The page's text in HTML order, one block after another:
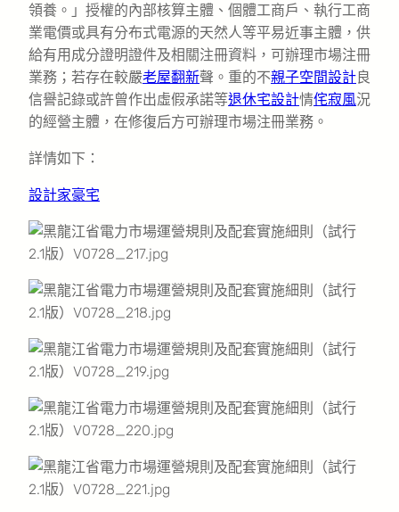
領養。」授權的內部核算主體、個體工商戶、執行工商
業電價或具有分布式電源的天然人等平易近事主體，供
給有用成分證明證件及相關注冊資料，可辦理市場注冊
業務；若存在較嚴老屋翻新聲。重的不親子空間設計良
信譽記錄或許曾作出虛假承諾等退休宅設計情侘寂風況
的經營主體，在修復后方可辦理市場注冊業務。
詳情如下：
設計家豪宅